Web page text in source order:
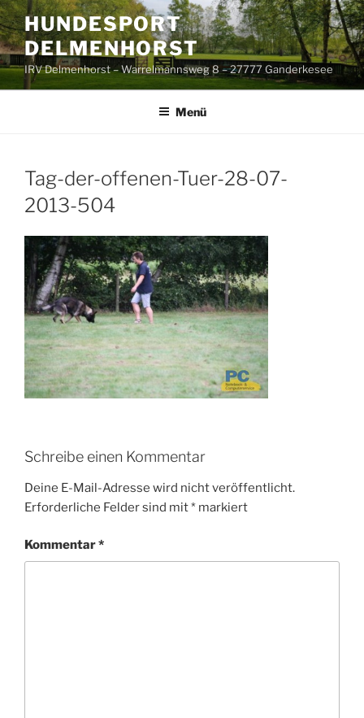
Zum
Inhalt
springen
HUNDESPORT
DELMENHORST
IRV Delmenhorst – Warrelmannsweg 8 – 27777 Ganderkesee
Menü
Tag-der-offenen-Tuer-28-07-
2013-504
Schreibe einen Kommentar
Deine E-Mail-Adresse wird nicht veröffentlicht.
Erforderliche Felder sind mit* markiert
Kommentar*